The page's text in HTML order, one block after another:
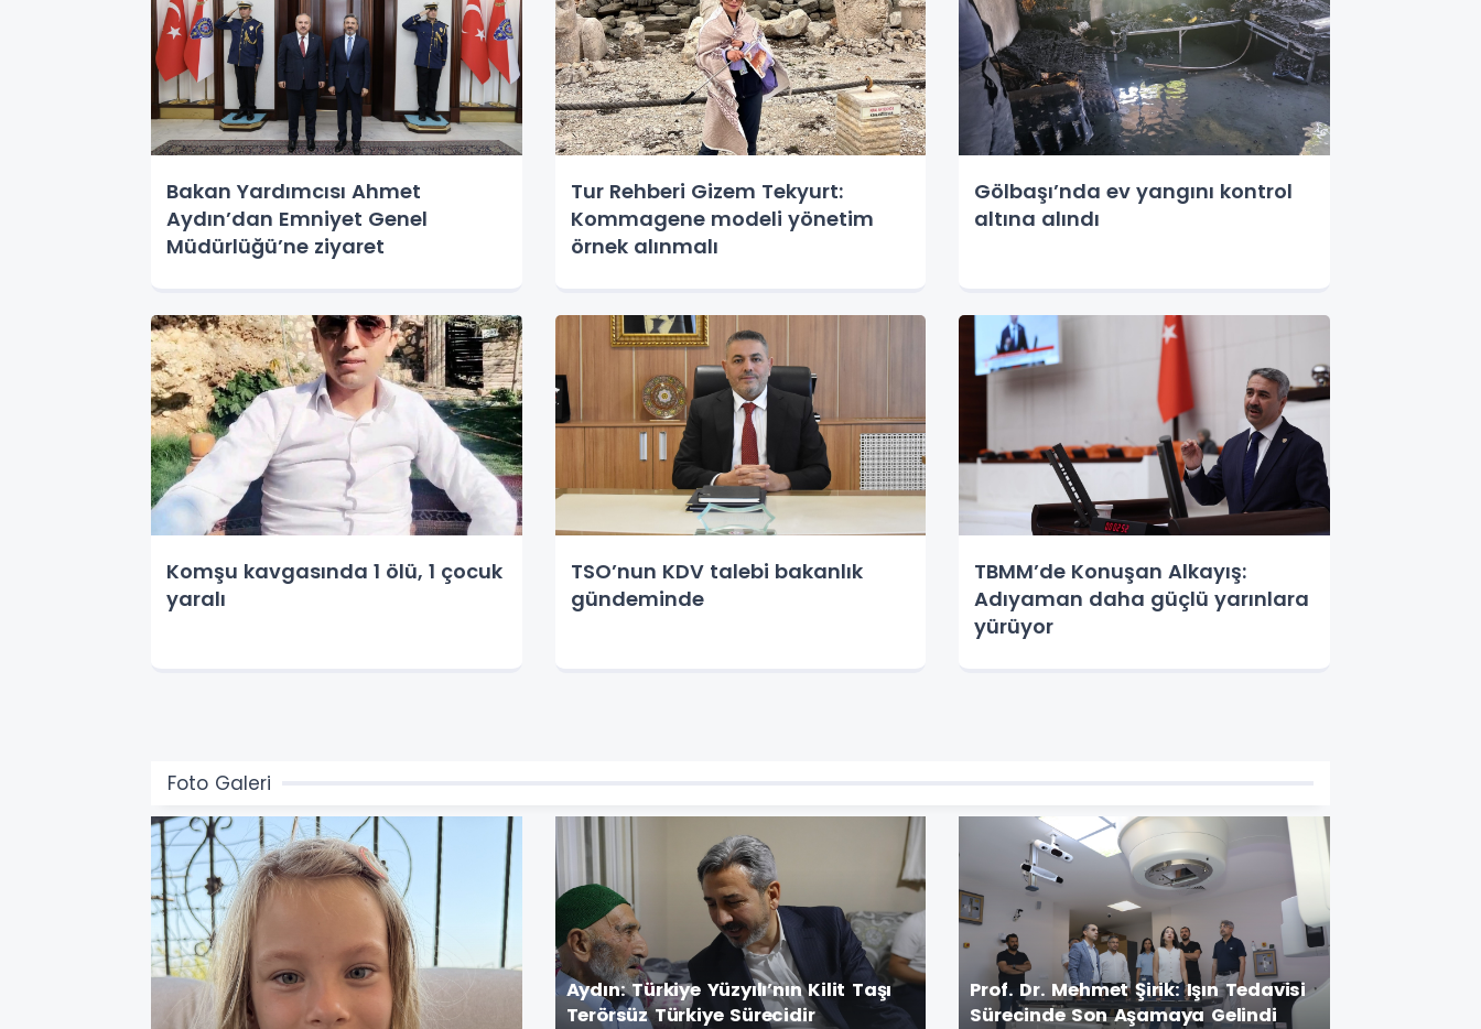
Bakan Yardımcısı Ahmet
Aydın’dan Emniyet Genel
Müdürlüğü’ne ziyaret
Tur Rehberi Gizem Tekyurt:
Kommagene modeli yönetim
örnek alınmalı
Gölbaşı’nda ev yangını kontrol
altına alındı
Komşu kavgasında 1 ölü, 1 çocuk
yaralı
TSO’nun KDV talebi bakanlık
gündeminde
TBMM’de Konuşan Alkayış:
Adıyaman daha güçlü yarınlara
yürüyor
Foto Galeri
Aydın: Türkiye Yüzyılı’nın Kilit Taşı
Terörsüz Türkiye Sürecidir
Prof. Dr. Mehmet Şirik: Işın Tedavisi
Sürecinde Son Aşamaya Gelindi